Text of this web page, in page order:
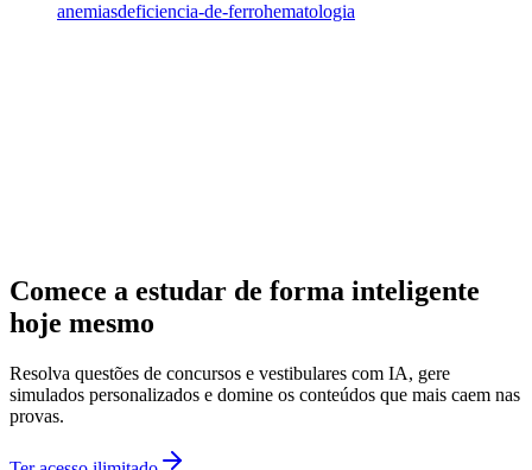
anemiasdeficiencia-de-ferrohematologia
Comece a estudar de forma inteligente
hoje mesmo
Resolva questões de concursos e vestibulares com IA, gere
simulados personalizados e domine os conteúdos que mais caem nas
provas.